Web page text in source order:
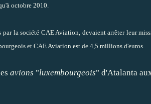
octobre 2010.
par la société CAE Aviation, devaient arrêter leur
et CAE Aviation est de 4,5 millions d'euros.
avions "luxembourgeois" d'Atalanta